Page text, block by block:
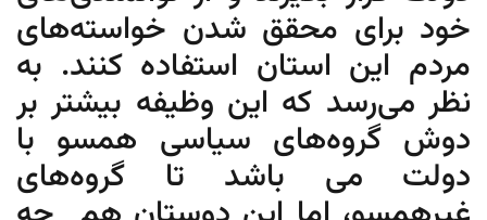
خود برای محقق شدن خواسته‌های
مردم این استان استفاده کنند. به
نظر می‌رسد که این وظیفه بیشتر بر
دوش گروه‌های سیاسی همسو با
دولت می باشد تا گروه‌های